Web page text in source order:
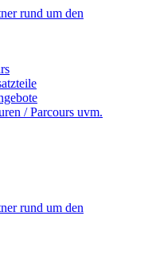
/ Parcours uvm.